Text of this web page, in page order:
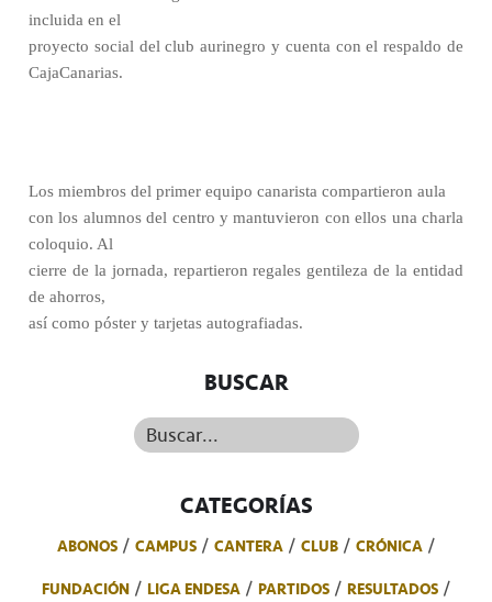
incluida en el
proyecto social del club aurinegro y cuenta con el respaldo de
CajaCanarias.
Los miembros del primer equipo canarista compartieron aula
con los alumnos del centro y mantuvieron con ellos una charla
coloquio. Al
cierre de la jornada, repartieron regales gentileza de la entidad
de ahorros,
así como póster y tarjetas autografiadas.
BUSCAR
Buscar...
CATEGORÍAS
ABONOS CAMPUS CANTERA CLUB
CRÓNICA
FUNDACIÓN
LIGA ENDESA PARTIDOS
RESULTADOS